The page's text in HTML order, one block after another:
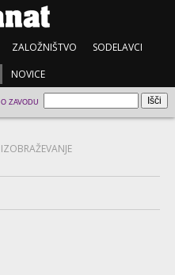
ZALOŽNIŠTVO SODELAVCI
NOVICE
O ZAVODU
IZOBRAŽEVANJE